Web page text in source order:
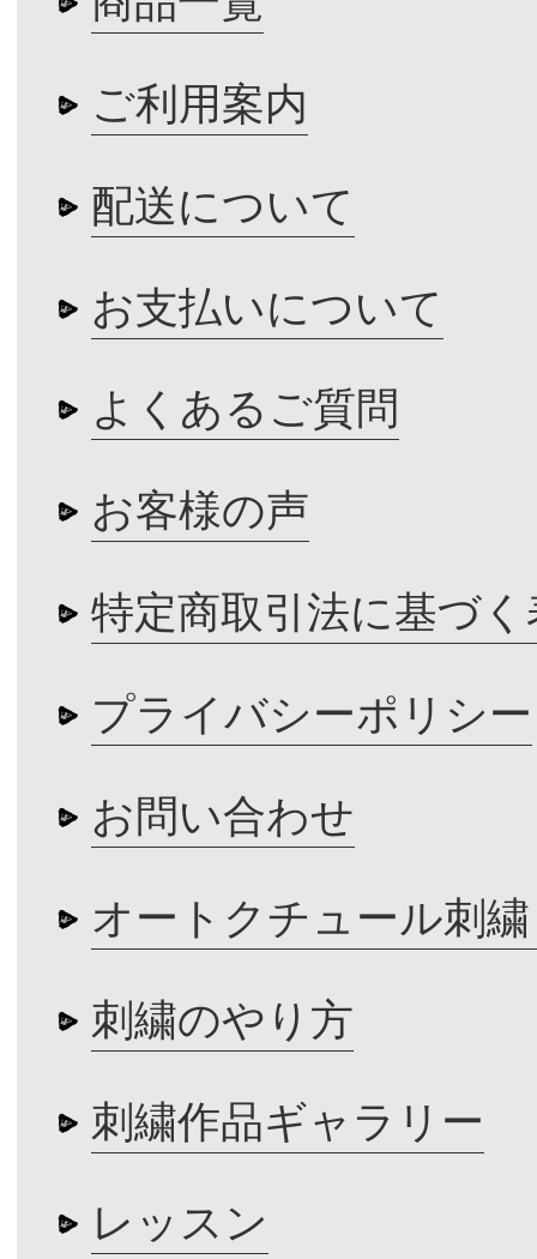
ご利用案内
配送について
お支払いについて
よくあるご質問
お客様の声
特定商取引法に基づく
プライバシーポリシー
お問い合わせ
オートクチュール刺
刺繍のやり方
刺繍作品ギャラリー
レッスン